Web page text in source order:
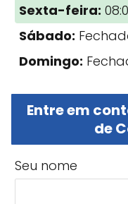
Sexta-feira:
Sábado:
Domingo:
Entre em
de
Seu nome